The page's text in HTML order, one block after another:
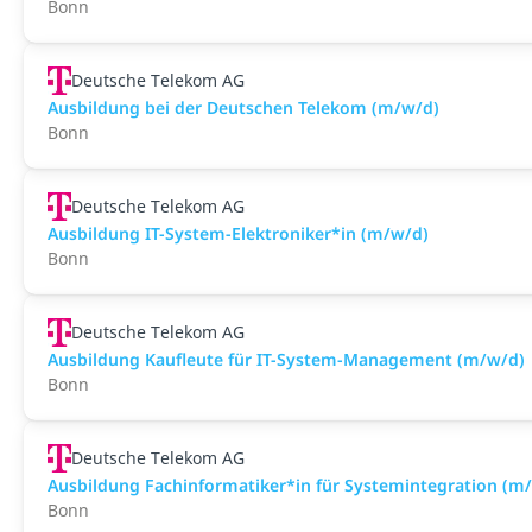
Bonn
Deutsche Telekom AG
Ausbildung bei der Deutschen Telekom (m/w/d)
Bonn
Deutsche Telekom AG
Ausbildung IT-System-Elektroniker*in (m/w/d)
Bonn
Deutsche Telekom AG
Ausbildung Kaufleute für IT-System-Management (m/w/d)
Bonn
Deutsche Telekom AG
Ausbildung Fachinformatiker*in für Systemintegration
Bonn